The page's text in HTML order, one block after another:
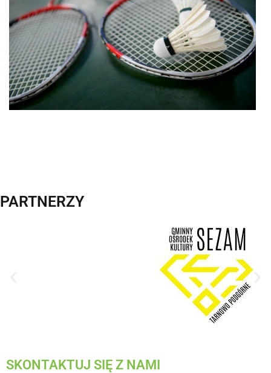
PARTNERZY
SKONTAKTUJ SIĘ Z NAMI